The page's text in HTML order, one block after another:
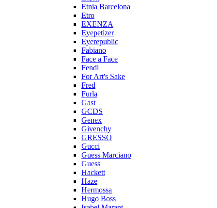
Etnia Barcelona
Etro
EXENZA
Eyepetizer
Eyerepublic
Fabiano
Face a Face
Fendi
For Art's Sake
Fred
Furla
Gast
GCDS
Genex
Givenchy
GRESSO
Gucci
Guess Marciano
Guess
Hackett
Haze
Hermossa
Hugo Boss